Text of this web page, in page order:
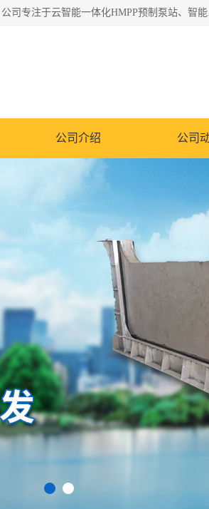
青岛铭源环保科技
公司介绍 公司